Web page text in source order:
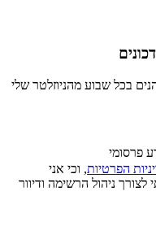
בכל שבוע מהניוזלטר שלי
פרסומי
הפרטיות, וכי אני
ניהול הרשימה ודיוור